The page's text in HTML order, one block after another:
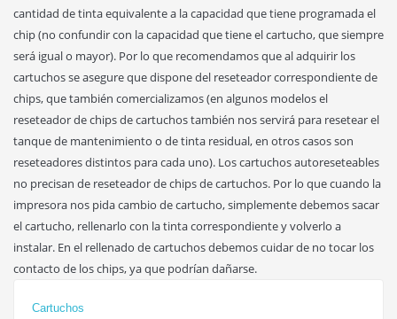
cantidad de tinta equivalente a la capacidad que tiene programada el
chip (no confundir con la capacidad que tiene el cartucho, que siempre
será igual o mayor). Por lo que recomendamos que al adquirir los
cartuchos se asegure que dispone del reseteador correspondiente de
chips, que también comercializamos (en algunos modelos el
reseteador de chips de cartuchos también nos servirá para resetear el
tanque de mantenimiento o de tinta residual, en otros casos son
reseteadores distintos para cada uno). Los cartuchos autoreseteables
no precisan de reseteador de chips de cartuchos. Por lo que cuando la
impresora nos pida cambio de cartucho, simplemente debemos sacar
el cartucho, rellenarlo con la tinta correspondiente y volverlo a
instalar. En el rellenado de cartuchos debemos cuidar de no tocar los
contacto de los chips, ya que podrían dañarse.
Cartuchos